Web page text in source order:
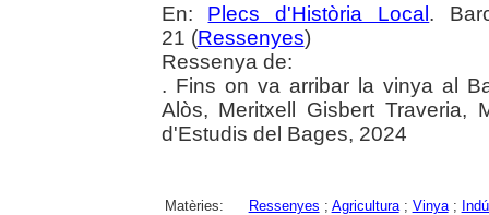
En: Plecs d'Història Local .
21 (Ressenyes)
Ressenya de:
. Fins on va arribar la vinya al
Alòs, Meritxell Gisbert Traveria,
d'Estudis del Bages, 2024
Matèries: Ressenyes ; Agricultura; Vinya;